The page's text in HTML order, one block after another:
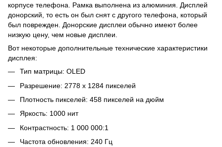
корпусе телефона. Рамка выполнена из алюминия. Дисплей
донорский, то есть он был снят с другого телефона, который
был поврежден. Донорские дисплеи обычно имеют более
низкую цену, чем новые дисплеи.
Вот некоторые дополнительные технические характеристики
дисплея:
Тип матрицы: OLED
Разрешение: 2778 x 1284 пикселей
Плотность пикселей: 458 пикселей на дюйм
Яркость: 1000 нит
Контрастность: 1 000 000:1
Частота обновления: 240 Гц